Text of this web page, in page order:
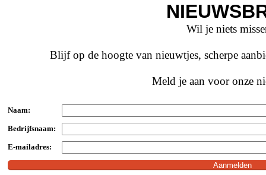
Wil je niets
Blijf op de hoogte van nieuwtjes, scherpe
Meld je aan voor onze
Naam:
Bedrijfsnaam:
E-mailadres: